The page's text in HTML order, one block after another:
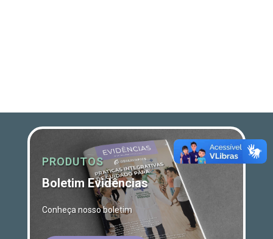
PRODUTOS
Boletim Evidências
Conheça nosso boletim